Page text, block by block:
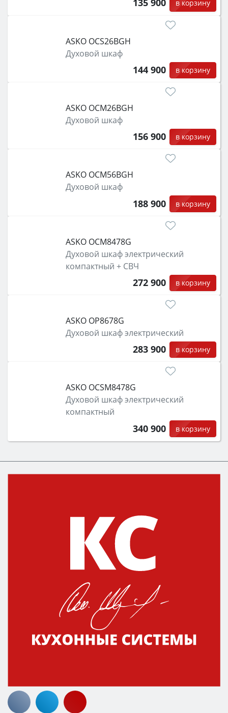
135 900 в корзину
ASKO OCS26BGH
Духовой шкаф
144 900 в корзину
ASKO OCM26BGH
Духовой шкаф
156 900 в корзину
ASKO OCM56BGH
Духовой шкаф
188 900 в корзину
ASKO OCM8478G
Духовой шкаф электрический
компактный + СВЧ
272 900 в корзину
ASKO OP8678G
Духовой шкаф электрический
283 900 в корзину
ASKO OCSM8478G
Духовой шкаф электрический
компактный
340 900 в корзину